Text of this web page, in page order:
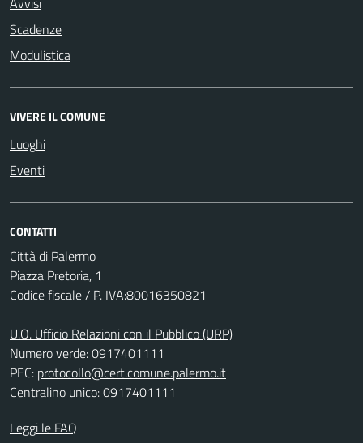
Scadenze
Modulistica
VIVERE IL COMUNE
Luoghi
Eventi
CONTATTI
Città di Palermo
Piazza Pretoria, 1
Codice fiscale / P. IVA:80016350821
U.O. Ufficio Relazioni con il Pubblico (URP)
Numero verde: 0917401111
PEC: protocollo@cert.comune.palermo.it
Centralino unico: 0917401111
Leggi le FAQ